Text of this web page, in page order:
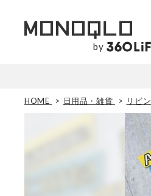
by
HOME 日用品・雑貨 リビ